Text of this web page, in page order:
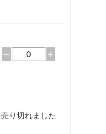
売り切れました